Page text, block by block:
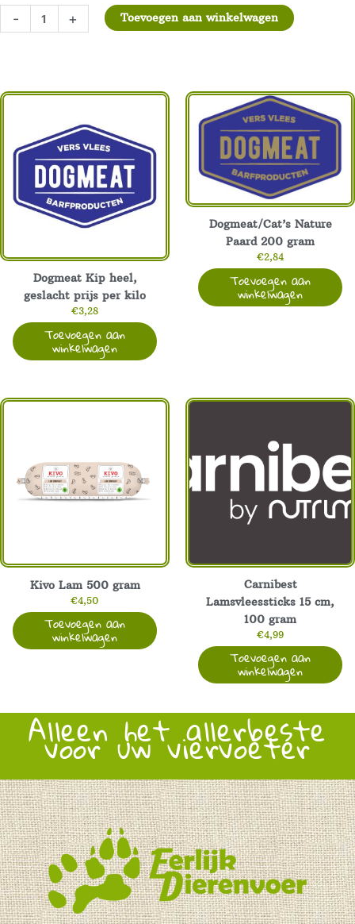
-
Sense
Heek
380
+ Toevoegen aan winkelwagen
Dogmeat Kip heel,
geslacht prijs per kilo
€3,28
Toevoegen aan
winkelwagen
Dogmeat/Cat’s Nature
Paard 200 gram
€2,84
Toevoegen aan
winkelwagen
Kivo Lam 500 gram
€4,50
Toevoegen aan
winkelwagen
Carnibest
Lamsvleessticks 15 cm,
100 gram
€4,99
Toevoegen aan
winkelwagen
Alleen het allerbeste
voor uw viervoeter